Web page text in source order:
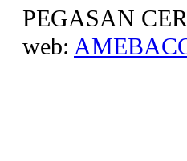
PEGASAN
web: